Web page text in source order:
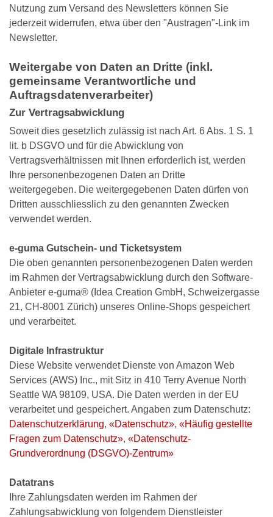
Nutzung zum Versand des Newsletters können Sie
jederzeit widerrufen, etwa über den "Austragen"-Link im
Newsletter.
Weitergabe von Daten an Dritte (inkl.
gemeinsame Verantwortliche und
Auftragsdatenverarbeiter)
Zur Vertragsabwicklung
Soweit dies gesetzlich zulässig ist nach Art. 6 Abs. 1 S. 1
lit. b DSGVO und für die Abwicklung von
Vertragsverhältnissen mit Ihnen erforderlich ist, werden
Ihre personenbezogenen Daten an Dritte
weitergegeben. Die weitergegebenen Daten dürfen von
Dritten ausschliesslich zu den genannten Zwecken
verwendet werden.
e-guma Gutschein- und Ticketsystem
Die oben genannten personenbezogenen Daten werden
im Rahmen der Vertragsabwicklung durch den Software-
Anbieter e-guma® (Idea Creation GmbH, Schweizergasse
21, CH-8001 Zürich) unseres Online-Shops gespeichert
und verarbeitet.
Digitale Infrastruktur
Diese Website verwendet Dienste von Amazon Web
Services (AWS) Inc., mit Sitz in 410 Terry Avenue North
Seattle WA 98109, USA. Die Daten werden in der EU
verarbeitet und gespeichert. Angaben zum Datenschutz:
Datenschutzerklärung, «Datenschutz», «Häufig gestellte
Fragen zum Datenschutz», «Datenschutz-
Grundverordnung (DSGVO)-Zentrum»
Datatrans
Ihre Zahlungsdaten werden im Rahmen der
Zahlungsabwicklung von folgendem Dienstleister